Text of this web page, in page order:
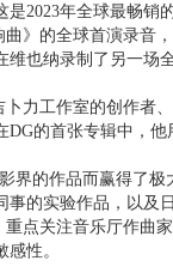
2023年全球最畅销
》的全球首演录音
也纳录制了另一场
力工作室的创作者
的首张专辑中，
界的作品而赢得了
的实验作品，以及
点关注音乐厅作曲
性。